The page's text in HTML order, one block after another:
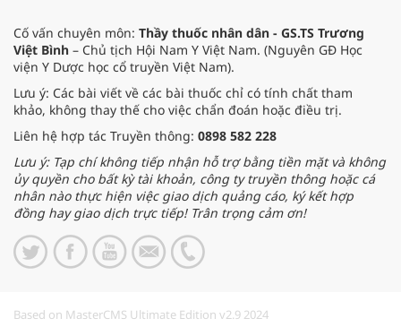
Cố vấn chuyên môn: Thầy thuốc nhân dân - GS.TS Trương
Việt Bình – Chủ tịch Hội Nam Y Việt Nam. (Nguyên GĐ Học
viện Y Dược học cổ truyền Việt Nam).
Lưu ý: Các bài viết về các bài thuốc chỉ có tính chất tham
khảo, không thay thế cho việc chẩn đoán hoặc điều trị.
Liên hệ hợp tác Truyền thông: 0898 582 228
Lưu ý: Tạp chí không tiếp nhận hỗ trợ bằng tiền mặt và không
ủy quyền cho bất kỳ tài khoản, công ty truyền thông hoặc cá
nhân nào thực hiện việc giao dịch quảng cáo, ký kết hợp
đồng hay giao dịch trực tiếp! Trân trọng cảm ơn!
Based on MasterCMS Ultimate Edition v2.9 2024